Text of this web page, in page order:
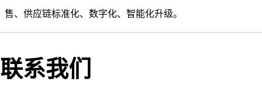
售、供应链标准化、数字化、智能化升级。
联系我们